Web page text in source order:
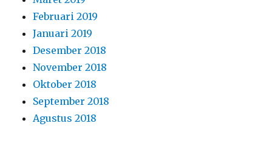
Februari 2019
Januari 2019
Desember 2018
November 2018
Oktober 2018
September 2018
Agustus 2018